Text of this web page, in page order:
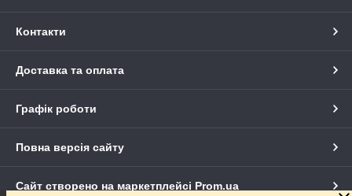
Контакти
Доставка та оплата
Графік роботи
Повна версія сайту
Сайт створено на маркетплейсі Prom.ua